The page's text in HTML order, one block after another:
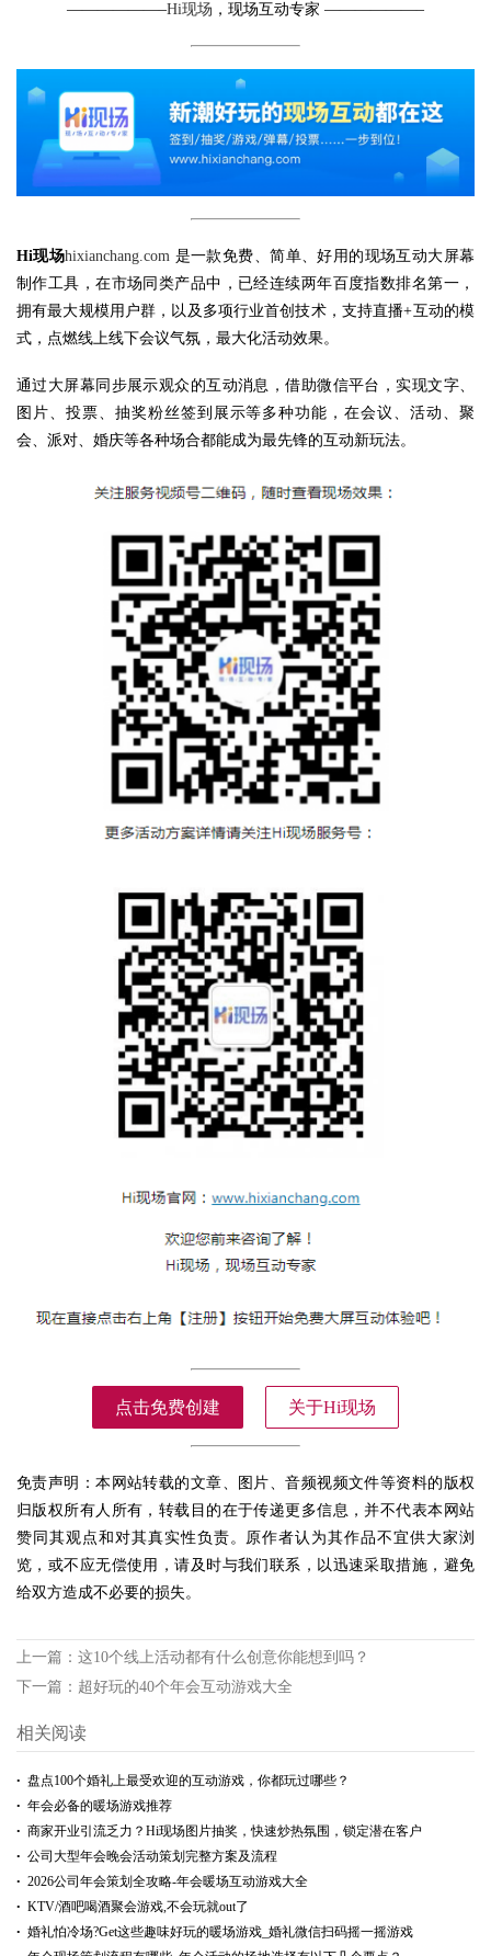
——————–Hi现场 ，现场互动专家 ——————–
Hi现场hixianchang.com 是一款免费、简单、好用的现场互动大屏幕
制作工具，在市场同类产品中，已经连续两年百度指数排名第一，
拥有最大规模用户群，以及多项行业首创技术，支持直播+互动的模
式，点燃线上线下会议气氛，最大化活动效果。
通过大屏幕同步展示观众的互动消息，借助微信平台，实现文字、
图片、投票、抽奖粉丝签到展示等多种功能，在会议、活动、聚
会、派对、婚庆等各种场合都能成为最先锋的互动新玩法。
点击免费创建 关于Hi现场
免责声明：本网站转载的文章、图片、音频视频文件等资料的版权
归版权所有人所有，转载目的在于传递更多信息，并不代表本网站
赞同其观点和对其真实性负责。原作者认为其作品不宜供大家浏
览，或不应无偿使用，请及时与我们联系，以迅速采取措施，避免
给双方造成不必要的损失。
上一篇： 这10个线上活动都有什么创意你能想到吗？
下一篇： 超好玩的40个年会互动游戏大全
相关阅读
盘点100个婚礼上最受欢迎的互动游戏，你都玩过哪些？
年会必备的暖场游戏推荐
商家开业引流乏力？Hi现场图片抽奖，快速炒热氛围，锁定潜在客户
公司大型年会晚会活动策划完整方案及流程
2026公司年会策划全攻略-年会暖场互动游戏大全
KTV/酒吧喝酒聚会游戏,不会玩就out了
婚礼怕冷场?Get这些趣味好玩的暖场游戏_婚礼微信扫码摇一摇游戏